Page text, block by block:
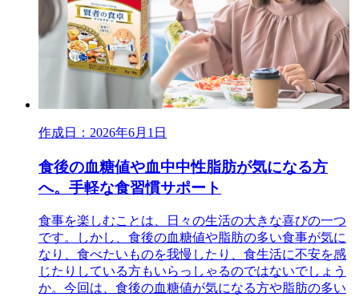
作成日：2026年6月1日
食後の血糖値や血中中性脂肪が気になる方
へ。手軽な食習慣サポート
食事を楽しむことは、日々の生活の大きな喜びの一つ
です。しかし、食後の血糖値や脂肪の多い食事が気に
なり、食べたいものを我慢したり、食生活に不安を感
じたりしている方もいらっしゃるのではないでしょう
か。今回は、食後の血糖値が気になる方や脂肪の多い